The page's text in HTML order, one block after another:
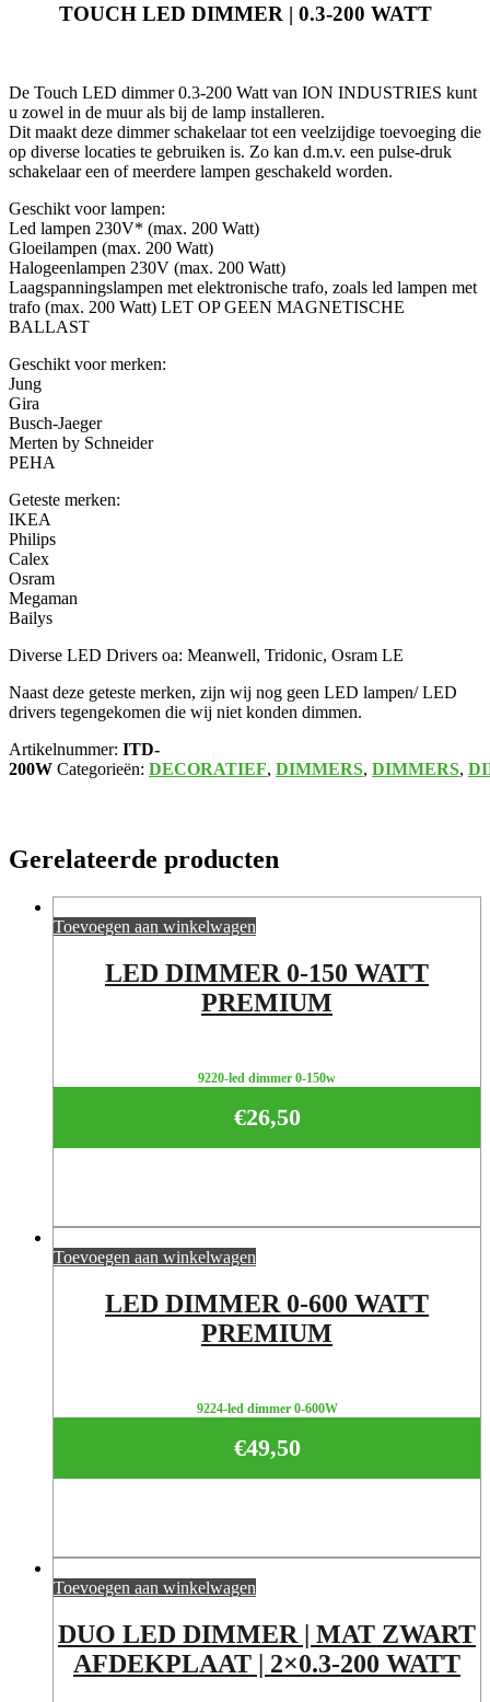
TOUCH LED DIMMER | 0.3-200 WATT
De Touch LED dimmer 0.3-200 Watt van ION INDUSTRIES kunt
u zowel in de muur als bij de lamp installeren.
Dit maakt deze dimmer schakelaar tot een veelzijdige toevoeging die
op diverse locaties te gebruiken is. Zo kan d.m.v. een pulse-druk
schakelaar een of meerdere lampen geschakeld worden.
Geschikt voor lampen:
Led lampen 230V* (max. 200 Watt)
Gloeilampen (max. 200 Watt)
Halogeenlampen 230V (max. 200 Watt)
Laagspanningslampen met elektronische trafo, zoals led lampen met
trafo (max. 200 Watt) LET OP GEEN MAGNETISCHE
BALLAST
Geschikt voor merken:
Jung
Gira
Busch-Jaeger
Merten by Schneider
PEHA
Geteste merken:
IKEA
Philips
Calex
Osram
Megaman
Bailys
Diverse LED Drivers oa: Meanwell, Tridonic, Osram LE
Naast deze geteste merken, zijn wij nog geen LED lampen/ LED
drivers tegengekomen die wij niet konden dimmen.
Artikelnummer: ITD-
200W Categorieën: DECORATIEF, DIMMERS, DIMMERS,
Gerelateerde producten
Toevoegen aan winkelwagen
LED DIMMER 0-150 WATT
PREMIUM
9220-led dimmer 0-150w
€26,50
Toevoegen aan winkelwagen
LED DIMMER 0-600 WATT
PREMIUM
9224-led dimmer 0-600W
€49,50
Toevoegen aan winkelwagen
DUO LED DIMMER | MAT ZWART
AFDEKPLAAT | 2×0.3-200 WATT